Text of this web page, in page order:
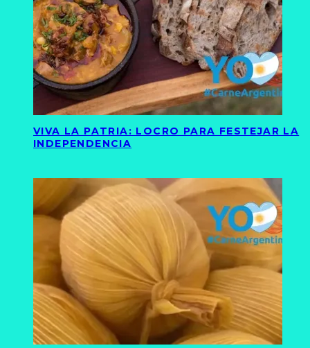
VIVA LA PATRIA: LOCRO PARA FESTEJAR LA
INDEPENDENCIA